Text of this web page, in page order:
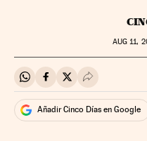
AUG 11,
Compartir en Whatsapp
Compartir en
Compartir en
Desplegar
Añadir Cinco Días en Google